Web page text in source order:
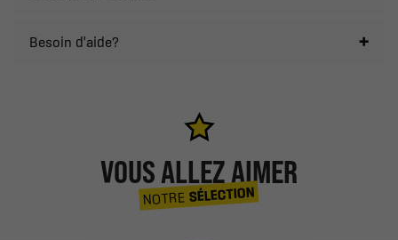
Besoin d'aide?
VOUS ALLEZ AIMER
NOTRESÉLECTION